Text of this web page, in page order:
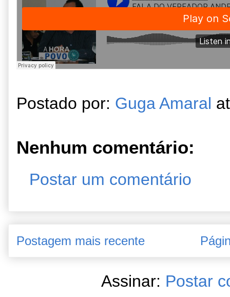
Postado por: Guga Amaral
Nenhum comentário:
Postar um comentário
Postagem mais recente
Assinar: Postar